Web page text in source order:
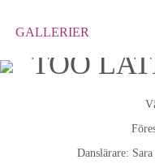
GALLERIER
TOO
Danslärare: